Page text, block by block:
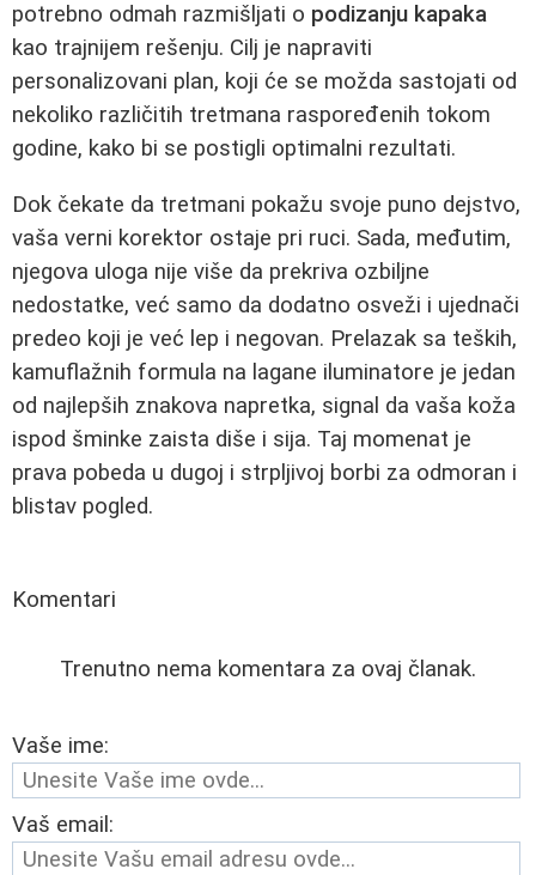
potrebno odmah razmišljati o podizanju kapaka
kao trajnijem rešenju. Cilj je napraviti
personalizovani plan, koji će se možda sastojati od
nekoliko različitih tretmana raspoređenih tokom
godine, kako bi se postigli optimalni rezultati.
Dok čekate da tretmani pokažu svoje puno dejstvo,
vaša verni korektor ostaje pri ruci. Sada, međutim,
njegova uloga nije više da prekriva ozbiljne
nedostatke, već samo da dodatno osveži i ujednači
predeo koji je već lep i negovan. Prelazak sa teških,
kamuflažnih formula na lagane iluminatore je jedan
od najlepših znakova napretka, signal da vaša koža
ispod šminke zaista diše i sija. Taj momenat je
prava pobeda u dugoj i strpljivoj borbi za odmoran i
blistav pogled.
Komentari
Trenutno nema komentara za ovaj članak.
Vaše ime:
Vaš email: